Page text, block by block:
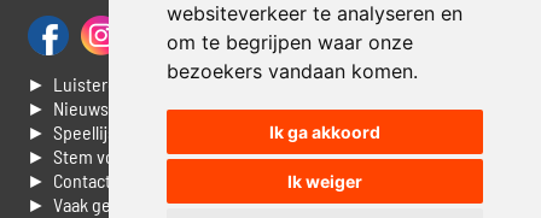
websiteverkeer te analyseren en
om te begrijpen waar onze
bezoekers vandaan komen.
Ik ga akkoord
Ik weiger
► Luisteren naar Jouwradio
► Nieuws
► Speellijst
► Stem voor de Dag top 3
► Contacteer ons
► Vaak gestelde vragen